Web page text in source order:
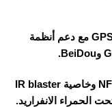
الجهاز يدعم نظام تحديد المواقع العالمي GPS مع دعم أنظمة
الجهاز يدعم تقنية الاتصال قريب المدى NFC وخاصية IR blaster
الحمراء الانفراريد.